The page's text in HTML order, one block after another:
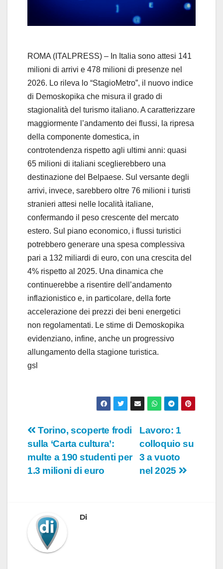
l
y
V
i
d
e
o
ROMA (ITALPRESS) – In Italia sono attesi 141
milioni di arrivi e 478 milioni di presenze nel
2026. Lo rileva lo “StagioMetro”, il nuovo indice
di Demoskopika che misura il grado di
stagionalità del turismo italiano. A caratterizzare
maggiormente l’andamento dei flussi, la ripresa
della componente domestica, in
controtendenza rispetto agli ultimi anni: quasi
65 milioni di italiani sceglierebbero una
destinazione del Belpaese. Sul versante degli
arrivi, invece, sarebbero oltre 76 milioni i turisti
stranieri attesi nelle località italiane,
confermando il peso crescente del mercato
estero. Sul piano economico, i flussi turistici
potrebbero generare una spesa complessiva
pari a 132 miliardi di euro, con una crescita del
4% rispetto al 2025. Una dinamica che
continuerebbe a risentire dell’andamento
inflazionistico e, in particolare, della forte
accelerazione dei prezzi dei beni energetici
non regolamentati. Le stime di Demoskopika
evidenziano, infine, anche un progressivo
allungamento della stagione turistica.
gsl
Navigazione
articoli
Lavoro: 1
colloquio su
3 a vuoto
nel 2025
Torino, scoperte frodi
sulla ‘Carta cultura’:
multe a 190 studenti per
1.3 milioni di euro
Di